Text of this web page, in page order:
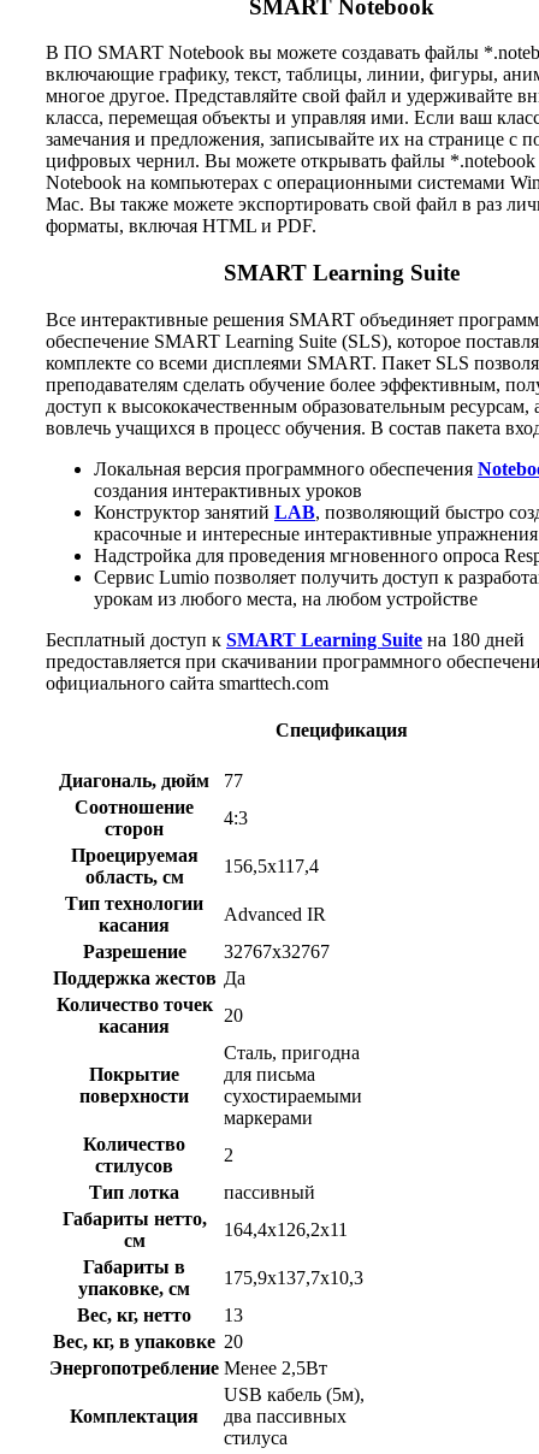
SMART Notebook
В ПО SMART Notebook вы можете создавать файлы
включающие графику, текст, таблицы, линии, фигуры,
многое другое. Представляйте свой файл и удерживайте
класса, перемещая объекты и управляя ими. Если ваш
замечания и предложения, записывайте их на странице с
цифровых чернил. Вы можете открывать файлы
Notebook на компьютерах с операционными системами
Mac. Вы также можете экспортировать свой файл в раз
форматы, включая HTML и PDF.
SMART Learning Suite
Все интерактивные решения SMART объединяет
обеспечение SMART Learning Suite (SLS), которое
комплекте со всеми дисплеями SMART. Пакет SLS
преподавателям сделать обучение более эффективным,
доступ к высококачественным образовательным ресурсам,
вовлечь учащихся в процесс обучения. В состав пакета
Локальная версия программного обеспечения
создания интерактивных уроков
Конструктор занятий LAB, позволяющий быстро
красочные и интересные интерактивные упражнения
Надстройка для проведения мгновенного опроса
Сервис Lumio позволяет получить доступ к
урокам из любого места, на любом устройстве
Бесплатный доступ к SMART Learning Suite на 180 дней
предоставляется при скачивании программного
официального сайта smarttech.com
Спецификация
Диагональ, дюйм
77
Соотношение
сторон
4:3
Проецируемая
область, см
156,5х117,4
Тип технологии
касания
Advanced IR
Разрешение
32767х32767
Поддержка жестов Да
Количество точек
касания
20
Покрытие
поверхности
Сталь, пригодна
для письма
сухостираемыми
маркерами
Количество
стилусов
2
Тип лотка
пассивный
Габариты нетто,
см
164,4х126,2х11
Габариты в
упаковке, см
175,9х137,7х10,3
Вес, кг, нетто
13
Вес, кг, в упаковке 20
Энергопотребление Менее 2,5Вт
Комплектация
USB кабель (5м),
два пассивных
стилуса